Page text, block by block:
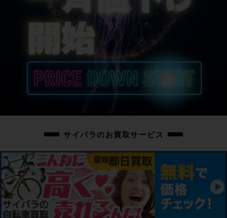
サイパラのお買取サービス